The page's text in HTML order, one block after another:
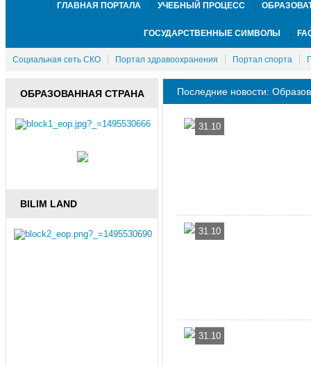
ГЛАВНАЯ ПОРТАЛА УЧЕБНЫЙ ПРОЦЕСС
ГОСУДАРСТВЕННЫЕ СИМВОЛЫ
Социальная сеть СКО Портал здравоохранения Портал спорта
ОБРАЗОВАННАЯ СТРАНА
BILIM LAND
Последние новости:
31.10
31.10
31.10